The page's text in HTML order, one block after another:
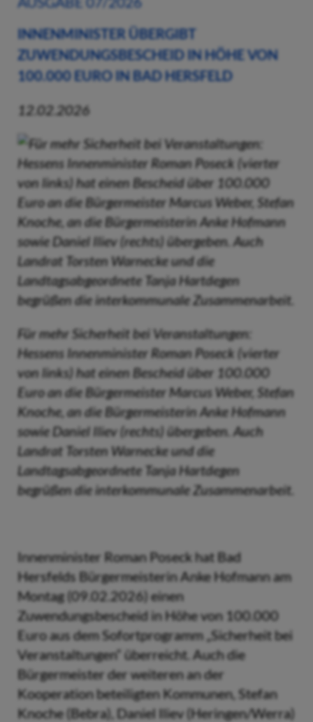
INNENMINISTER ÜBERGIBT
ZUWENDUNGSBESCHEID IN HÖHE VON
100.000 EURO IN BAD HERSFELD
12.02.2026
Für mehr Sicherheit bei Veranstaltungen:
Hessens Innenminister Roman Poseck (vierter
von links) hat einen Bescheid über 100.000
Euro an die Bürgermeister Marcus Weber, Stefan
Knoche, an die Bürgermeisterin Anke Hofmann
sowie Daniel Iliev (rechts) übergeben. Auch
Landrat Torsten Warnecke und die
Landtagsabgeordnete Tanja Hartdegen
begrüßen die interkommunale Zusammenarbeit.
Innenminister Roman Poseck hat Bad
Hersfelds Bürgermeisterin Anke Hofmann am
Montag (09.02.2026) einen
Zuwendungsbescheid in Höhe von 100.000
Euro aus dem Sofortprogramm „Sicherheit bei
Veranstaltungen“ überreicht. Auch die
Bürgermeister der weiteren an der
Kooperation beteiligten Kommunen, Stefan
Knoche (Bebra), Daniel Iliev (Heringen/Werra)